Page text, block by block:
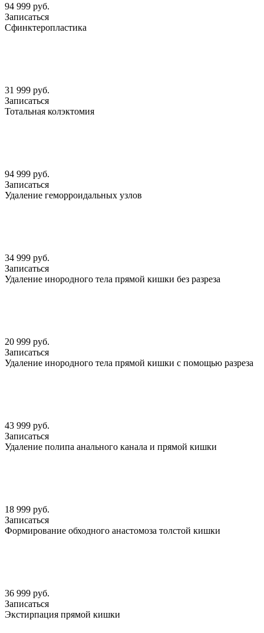
94 999 руб.
Записаться
Сфинктеропластика
31 999 руб.
Записаться
Тотальная колэктомия
94 999 руб.
Записаться
Удаление геморроидальных узлов
34 999 руб.
Записаться
Удаление инородного тела прямой кишки без разреза
20 999 руб.
Записаться
Удаление инородного тела прямой кишки с помощью разреза
43 999 руб.
Записаться
Удаление полипа анального канала и прямой кишки
18 999 руб.
Записаться
Формирование обходного анастомоза толстой кишки
36 999 руб.
Записаться
Экстирпация прямой кишки